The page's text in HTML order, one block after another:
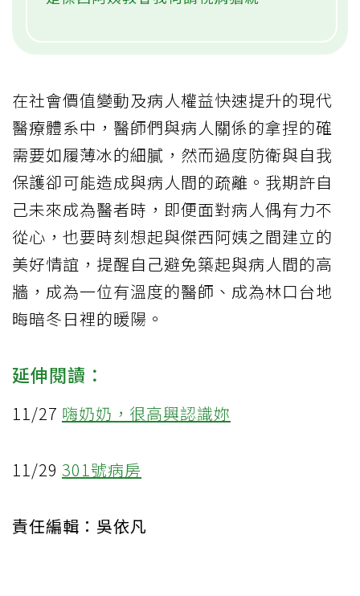
在社會價值變動及病人權益快速提升的現代
醫療體系中，醫師們與病人關係的拿捏的確
需要如履薄冰的細膩，然而過度防衛與自我
保護卻可能造成與病人間的疏離。我期許自
己未來成為醫者時，即便面對病人偶有力不
從心，也要時刻想起與傑西阿姨之間建立的
美好情誼，提醒自己避免築起與病人間的高
牆，成為一位有溫度的醫師、成為林口台地
晦暗冬日裡的暖陽。
延伸閱讀：
11/27 嗨奶奶，很高興認識妳
11/29 301號病房
責任編輯：吳依凡